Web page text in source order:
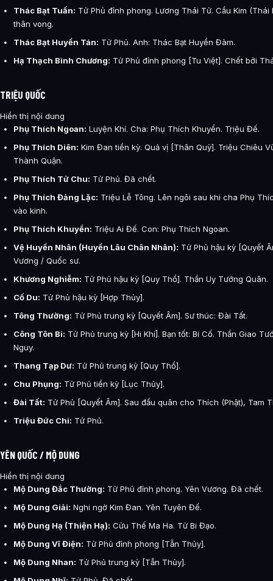
Thác Bạt Tuấn: Tử Phủ đỉnh phong. Lương Thái Tử. Cầu Kim (Thái
thân vong.
Thác Bạt Huyền Tán: Tử Phủ. Anh: Thác Bạt Huyền Đàm.
Hạ Thạch Bình Chương: Tử Phủ đỉnh phong [Tu Việt]. Chết bởi
TRIỆU QUỐC
Hiển thị nội dung
Phụ Thích Ngoan: Luyện Khí. Cha: Phụ Thích Khuyển. Triệu Đế.
Phụ Thích Diên: Kim Đan tiền kỳ. Quả vị [Thân Quỳ]. Triệu Chiêu
Thành Quận.
Phụ Thích Tử Chu: Tử Phủ. Đã chết.
Phụ Thích Đảng Lặc: Triệu Lễ Tông. Lên ngôi sau khi cha Phụ
vào kinh.
Phụ Thích Khuyển: Triệu Ai Đế. Con: Phụ Thích Ngoan.
Vệ Huyền Nhân (Huyền Lâu Chân Nhân): Tử Phủ hậu kỳ [Quyết
Vương / Quốc sư.
Khương Nghiễm: Tử Phủ hậu kỳ [Quy Thổ]. Thần Uy Tướng Quân.
Cố Du: Tử Phủ hậu kỳ [Hợp Thủy].
Tông Thường: Tử Phủ trung kỳ [Quyết Âm]. Sư thúc: Đài Tất.
Công Tôn Bi: Tử Phủ trung kỳ [Hi Khí]. Bạn tốt: Bi Cố. Thần Giao
Nguy.
Thang Tạp Dư: Tử Phủ trung kỳ [Quy Thổ].
Chu Phụng: Tử Phủ tiền kỳ [Lục Thủy].
Đài Tất: Tử Phủ [Quyết Âm]. Sau đầu quân cho Thích (Phật), Tam
Triệu Đức Chi: Tử Phủ.
YÊN QUỐC / MỘ DUNG
Hiển thị nội dung
Mộ Dung Đắc Thường: Tử Phủ đỉnh phong. Yên Vương. Đã chết.
Mộ Dung Giải: Nghi ngờ Kim Đan. Yên Tuyên Đế.
Mộ Dung Hạ (Thiện Hạ): Cửu Thế Ma Ha. Từ Bi Đạo.
Mộ Dung Vĩ Điện: Tử Phủ đỉnh phong [Tẫn Thủy].
Mộ Dung Nhan: Tử Phủ trung kỳ [Tẫn Thủy].